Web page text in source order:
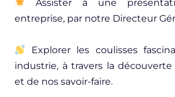
Assister à une
entreprise, par notre Directeur
Explorer les coulisses
industrie, à travers la
et de nos savoir-faire.